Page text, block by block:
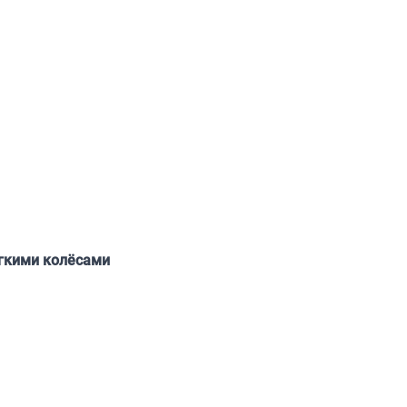
колёсами